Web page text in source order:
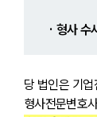
· 형사 수
당 법인은 기
형사전문변호